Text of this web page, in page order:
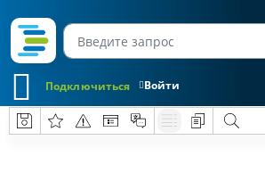
Войти
Подключиться